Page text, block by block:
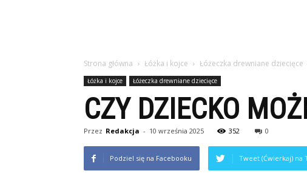
Strona główna Łóżka i kojce Łóżeczka drewniane dziecięce
Łóżka i kojce Łóżeczka drewniane dziecięce
CZY DZIECKO
Przez Redakcja - 10 września 2025 352 0
Podziel się na Facebooku Tweet (Ćwierkaj) na